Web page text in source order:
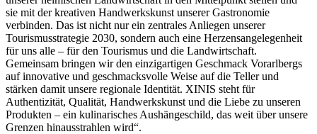
sie mit der kreativen Handwerkskunst unserer Gastronomie
verbinden. Das ist nicht nur ein zentrales Anliegen unserer
Tourismusstrategie 2030, sondern auch eine Herzensangelegenheit
für uns alle – für den Tourismus und die Landwirtschaft.
Gemeinsam bringen wir den einzigartigen Geschmack Vorarlbergs
auf innovative und geschmacksvolle Weise auf die Teller und
stärken damit unsere regionale Identität. XINIS steht für
Authentizität, Qualität, Handwerkskunst und die Liebe zu unseren
Produkten – ein kulinarisches Aushängeschild, das weit über unsere
Grenzen hinausstrahlen wird“.